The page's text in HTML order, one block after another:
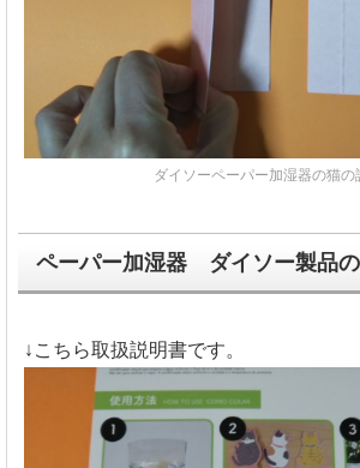
ダイソーペーパー加湿器の猫の
ペーパー加湿器 ダイソー製品の
↓こちら取扱説明書です。